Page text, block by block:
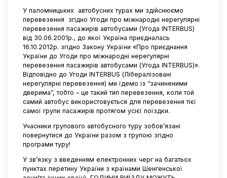
У паломницьких
автобусних турах ми здійснюємо
перевезення
згідно Угоди про міжнародні нерегулярні
перевезення пасажирів автобусами (Угода INTERBUS)
від 30.06.2001р., до якої Україна приєдналась
16.10.2012р. згідно Закону України «Про приєднання
України до Угоди про міжнародні нерегулярні
перевезення пасажирів автобусами (Угода INTERBUS)».
Відповідно до Угоди INTERBUS (Лібералізовані
нерегулярні перевезення) ми їдемо із “зачиненими
дверима”, тобто – це такий тип перевезення, коли той
самий автобус використовується для перевезення тієї
самої групи пасажирів протягом усієї поїздки.
Учасники групового автобусного туру зобов’язані
повернутися до України разом з групою згідно
програми туру!
У зв’язку з введенням електронних черг на багатьох
пунктах перетину України з країнами Шенгенської